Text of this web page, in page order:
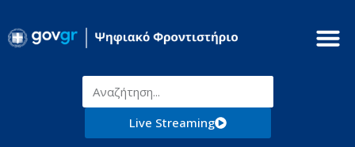
Live Streaming